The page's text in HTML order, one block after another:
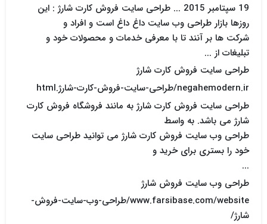
19 سپتامبر 2015 ... طراحی سایت فروش کارت شارژ : این
روزها بازار طراحی وب سایت داغ داغ است و افراد و
شرکت ها بر آنند تا با معرفی خدمات و محصولات خود و
تبلیغات از ...
طراحی سایت فروش کارت شارژ
negahemodern.ir/طراحی-سایت-فروش-کارت-شارژ.html
طراحی سایت فروش کارت شارژ به مانند فروشگاه فروش کارت
شارژ می باشد. به واسط
طراحی وب سایت فروش کارت شارژ می توانید طراحی سایت
خود را بستری برای خرید و
...
طراحی وب سایت فروش شارژ
www.farsibase.com/website/طراحی-وب-سایت-فروش-
شارژ/